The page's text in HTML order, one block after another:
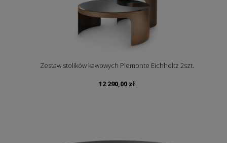
Zestaw stolików kawowych Piemonte Eichholtz 2szt.
12 290,00 zł